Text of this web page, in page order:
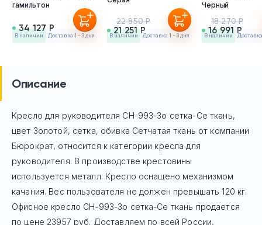
гамильтон
34 127 Р
в наличии Доставка 1 - 3 дня 21 251 Р
22 850 Р
в наличии Доставка 1 - 3 дня
Черный
16 991 Р
18 270 Р
в наличии
Описание
Кресло для руководителя CH-993-Зо сетка-Се ткань,
цвет Золотой, сетка, обивка Сетчатая ткань от компании
Бюрократ, относится к категории кресла для
руководителя. В производстве крестовины
используется металл. Кресло оснащено механизмом
качания. Вес пользователя не должен превышать 120 кг.
Офисное кресло CH-993-Зо сетка-Се ткань продается
по цене 23957 руб. Доставляем по всей России,